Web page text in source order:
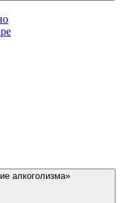
алкоголизма»